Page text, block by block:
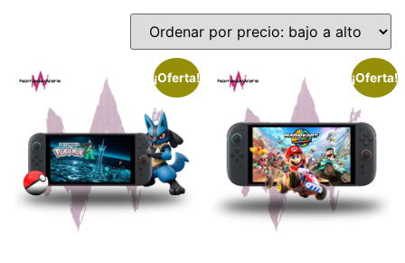
¡Oferta! ¡Oferta!